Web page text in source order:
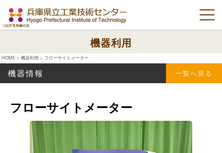
機器利用
HOME > 機器利用 > フローサイトメーター
機器情報 一覧へ戻る
フローサイトメーター